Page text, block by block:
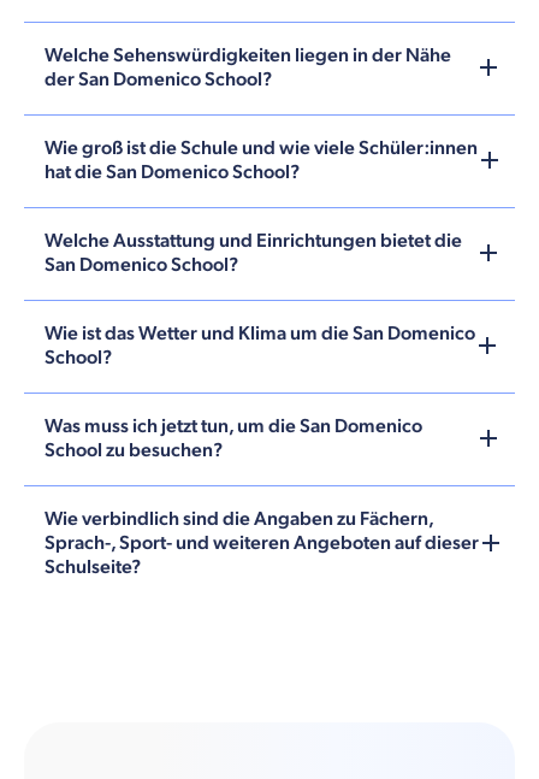
Welche Sehenswürdigkeiten liegen in der Nähe
der San Domenico School?
Wie groß ist die Schule und wie viele Schüler:innen
hat die San Domenico School?
Welche Ausstattung und Einrichtungen bietet die
San Domenico School?
Wie ist das Wetter und Klima um die San Domenico
School?
Was muss ich jetzt tun, um die San Domenico
School zu besuchen?
Wie verbindlich sind die Angaben zu Fächern,
Sprach-, Sport- und weiteren Angeboten auf dieser
Schulseite?